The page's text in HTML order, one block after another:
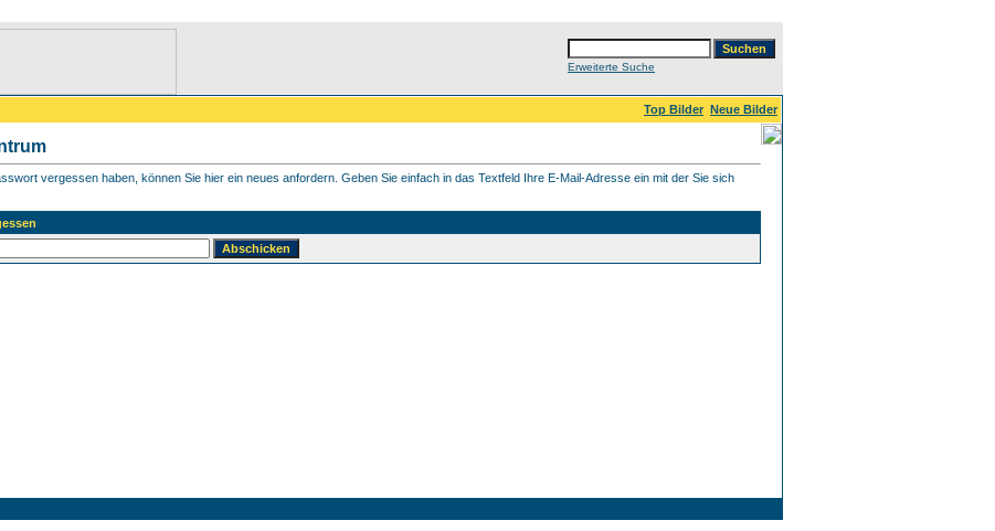
Erweiterte Suche
Top Bilder Neue Bilder
vergessen haben, können Sie hier ein neues anfordern. Geben Sie einfach in das Textfeld Ihre E-Mail-Adresse ein mit der Sie sich